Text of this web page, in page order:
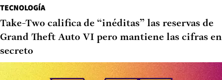
TECNOLOGÍA
Take-Two califica de “inéditas” las reservas de
Grand Theft Auto VI pero mantiene las cifras en
secreto